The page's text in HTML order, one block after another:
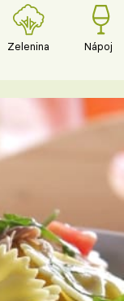
Zelenina Nápoje